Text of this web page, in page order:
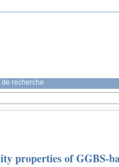
de recherche
properties of GGBS-